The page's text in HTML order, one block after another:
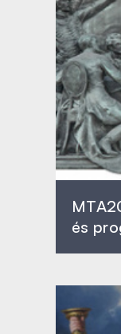
és